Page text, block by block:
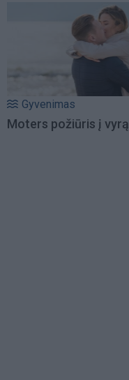
Gyvenimas
Moters požiūris į vyrą